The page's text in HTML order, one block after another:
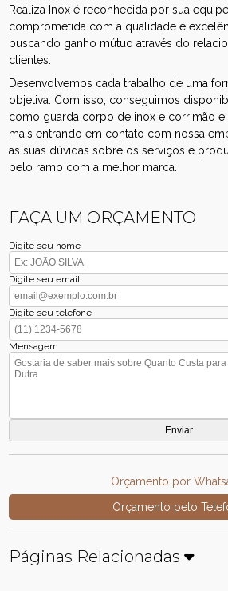
Realiza Inox é reconhecida por sua
comprometida com a qualidade e
buscando ganho mútuo através do
clientes.
Desenvolvemos cada trabalho de uma
objetiva. Com isso, conseguimos
como guarda corpo de inox e corrimão e
mais entrando em contato com nossa
as suas dúvidas sobre os serviços e
pelo ramo com a melhor marca.
FAÇA UM ORÇAMENTO
Digite seu nome
Digite seu email
Digite seu telefone
Mensagem
Orçamento por
Orçamento pelo
Páginas Relacionadas